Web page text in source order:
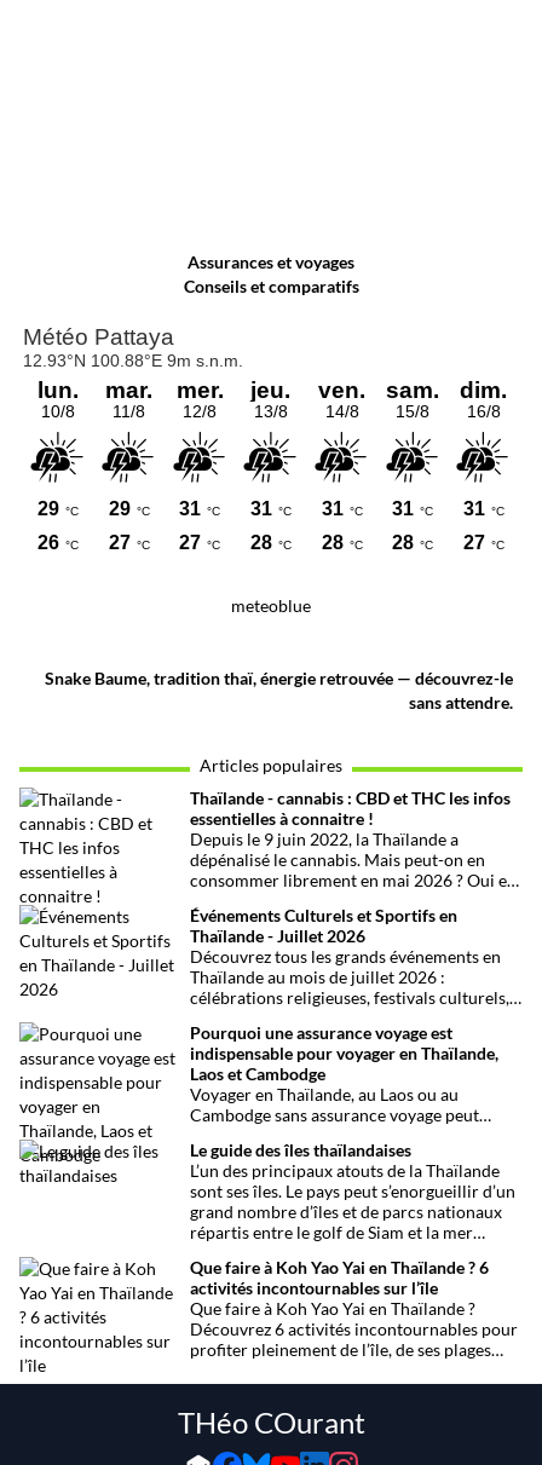
Assurances et voyages
Conseils et comparatifs
meteoblue
Snake Baume, tradition thaï, énergie retrouvée — découvrez-le
sans attendre.
Articles populaires
Thaïlande - cannabis : CBD et THC les infos
essentielles à connaitre !
Depuis le 9 juin 2022, la Thaïlande a
dépénalisé le cannabis. Mais peut-on en
consommer librement en mai 2026 ? Oui et
confusions qui peuvent avoir de grosses
conséquences ! Explications.
Événements Culturels et Sportifs en
Thaïlande - Juillet 2026
Découvrez tous les grands événements en
Thaïlande au mois de juillet 2026 :
célébrations religieuses, festivals culturels,
et fêtes locales. Une sélection
chronologique complète pour ne rien
manquer !
Pourquoi une assurance voyage est
indispensable pour voyager en Thaïlande,
Laos et Cambodge
Voyager en Thaïlande, au Laos ou au
Cambodge sans assurance voyage peut
maladies ou perte de bagages sont des
imprévus fréquents en Asie du Sud-Est.
Découvrez pourquoi une assurance voyage
est essentielle pour garantir votre sécurité
et votre sérénité.
Le guide des îles thaïlandaises
L’un des principaux atouts de la Thaïlande
sont ses îles. Le pays peut s’enorgueillir d’un
grand nombre d’îles et de parcs nationaux
répartis entre le golf de Siam et la mer
Que faire à Koh Yao Yai en Thaïlande ? 6
activités incontournables sur l’île
Que faire à Koh Yao Yai en Thaïlande ?
Découvrez 6 activités incontournables pour
profiter pleinement de l’île, de ses plages
THéo COurant